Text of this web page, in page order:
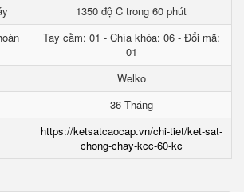
1350 độ C trong 60 phút
Tay cầm: 01 - Chìa khóa: 06 - Đổi mã:
01
Welko
36 Tháng
https://ketsatcaocap.vn/chi-tiet/ket-sat-
chong-chay-kcc-60-kc